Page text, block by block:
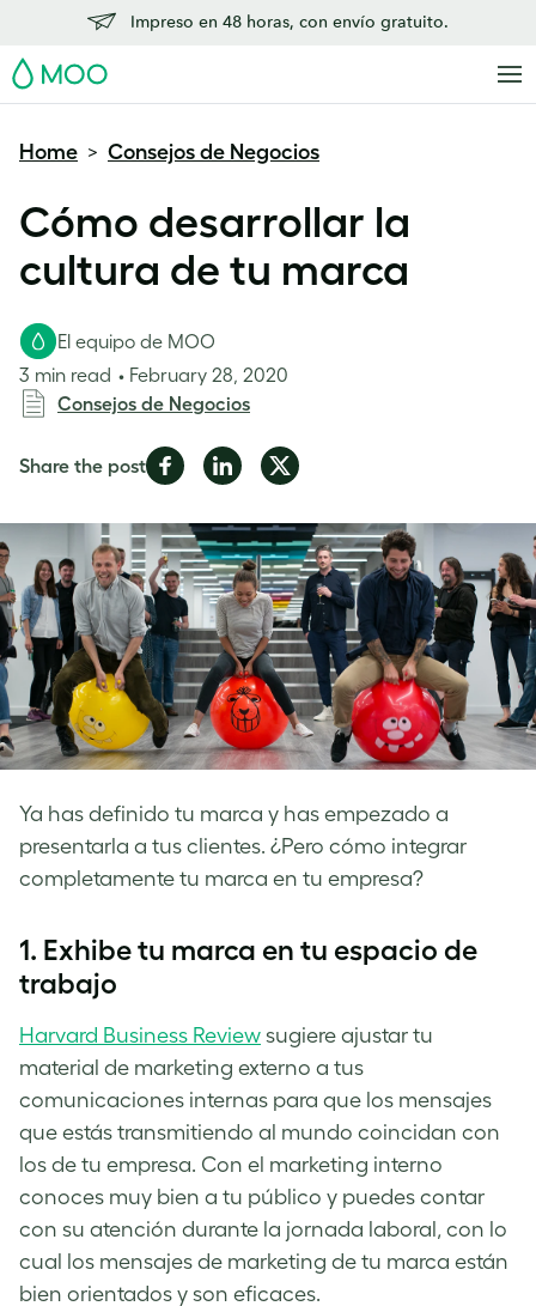
Impreso en 48 horas, con envío gratuito.
MOO
Home > Consejos de Negocios
Cómo desarrollar la
cultura de tu marca
El equipo de MOO
3 min read
February 28, 2020
Consejos de Negocios
Share the postShare
Facebook
Share
LinkedIn
Share
Twitter
Ya has definido tu marca y has empezado a
presentarla a tus clientes. ¿Pero cómo integrar
completamente tu marca en tu empresa?
1. Exhibe tu marca en tu espacio de
trabajo
Harvard Business Review sugiere ajustar tu
material de marketing externo a tus
comunicaciones internas para que los mensajes
que estás transmitiendo al mundo coincidan con
los de tu empresa. Con el marketing interno
conoces muy bien a tu público y puedes contar
con su atención durante la jornada laboral, con lo
cual los mensajes de marketing de tu marca están
bien orientados y son eficaces.